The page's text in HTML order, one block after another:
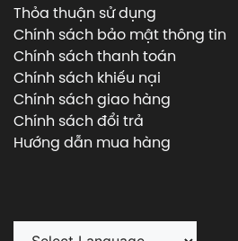
Thỏa thuận sử dụng
Chính sách bảo mật thông tin
Chính sách thanh toán
Chính sách khiếu nại
Chính sách giao hàng
Chính sách đổi trả
Hướng dẫn mua hàng